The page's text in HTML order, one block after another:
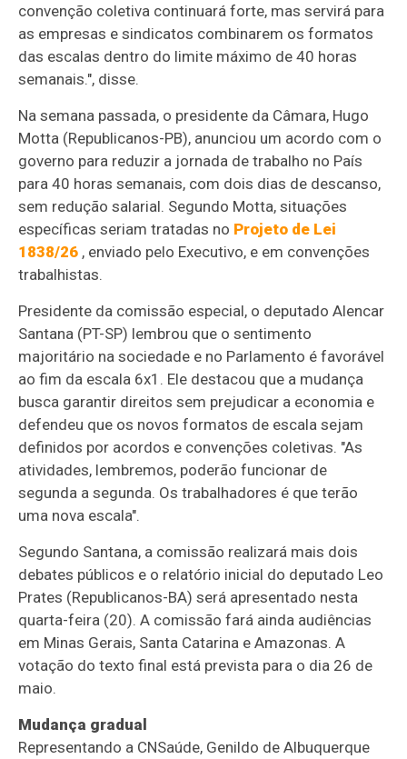
convenção coletiva continuará forte, mas servirá para
as empresas e sindicatos combinarem os formatos
das escalas dentro do limite máximo de 40 horas
semanais.", disse.
Na semana passada, o presidente da Câmara, Hugo
Motta (Republicanos-PB), anunciou um acordo com o
governo para reduzir a jornada de trabalho no País
para 40 horas semanais, com dois dias de descanso,
sem redução salarial. Segundo Motta, situações
específicas seriam tratadas no Projeto de Lei
1838/26 , enviado pelo Executivo, e em convenções
trabalhistas.
Presidente da comissão especial, o deputado Alencar
Santana (PT-SP) lembrou que o sentimento
majoritário na sociedade e no Parlamento é favorável
ao fim da escala 6x1. Ele destacou que a mudança
busca garantir direitos sem prejudicar a economia e
defendeu que os novos formatos de escala sejam
definidos por acordos e convenções coletivas. "As
atividades, lembremos, poderão funcionar de
segunda a segunda. Os trabalhadores é que terão
uma nova escala".
Segundo Santana, a comissão realizará mais dois
debates públicos e o relatório inicial do deputado Leo
Prates (Republicanos-BA) será apresentado nesta
quarta-feira (20). A comissão fará ainda audiências
em Minas Gerais, Santa Catarina e Amazonas. A
votação do texto final está prevista para o dia 26 de
maio.
Mudança gradual
Representando a CNSaúde, Genildo de Albuquerque